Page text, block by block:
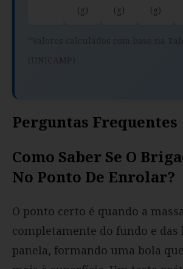
(g)
(g)
(g)
Perguntas Frequentes
Como Saber Se O
No Ponto De Enrolar?
O ponto certo é quando a
completamente do fundo e das
panela, formando uma bola